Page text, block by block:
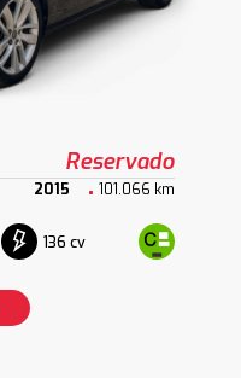
Reservado
2015 101.066 km
136 cv